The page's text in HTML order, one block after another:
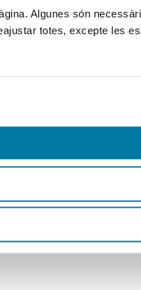
Algunes són
totes, excepte les